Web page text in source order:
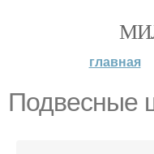
главная
Подвесные